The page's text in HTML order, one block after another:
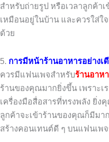
สำหรับถ่ายรูป หรือเวลาลูกค้า
เหมือนอยู่ในบ้าน และควรใส่ใ
ด้วย
5. การมีหน้าร้านอาหารอย่างเ
ควรมีแฟนเพจสำหรับร้านอาห
ร้านของคุณมากยิ่งขึ้น เพราะเ
เครื่องมือสื่อสารที่ทรงพลัง ยิ่
ลูกค้าจะเข้าร้านของคุณก็มีม
สร้างคอนเทนต์ดี ๆ บนแฟนเพ